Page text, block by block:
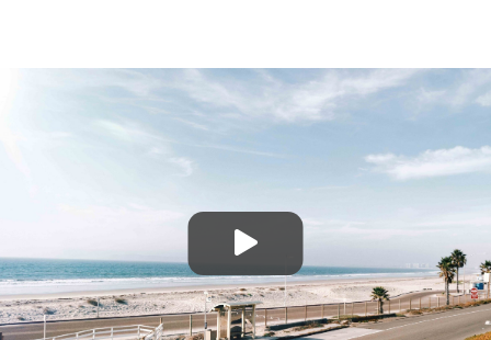
Engineering,
studievägledare om du